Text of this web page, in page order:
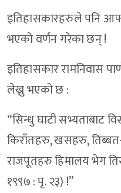
इतिहासकारहरुले पनि
भएको वर्णन गरेका छन् !
इतिहासकार रामनिवास
लेख्नु भएको छ :
“सिन्धु घाटी सभ्यताबाट
किराँतहरु, खसहरु,
राजपूतहरु हिमालय भेग
१९९७ : पृ. २३) !”